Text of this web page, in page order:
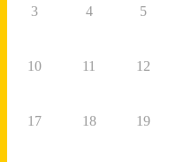
3 4 5
10 11 12
17 18 19